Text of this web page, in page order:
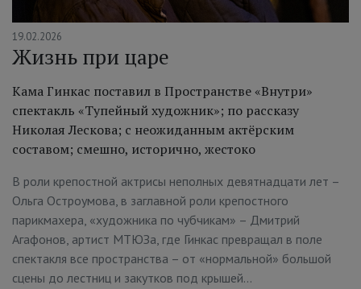
19.02.2026
Жизнь при царе
Кама Гинкас поставил в Пространстве «Внутри»
спектакль «Тупейный художник»; по рассказу
Николая Лескова; с неожиданным актёрским
составом; смешно, исторично, жестоко
В роли крепостной актрисы неполных девятнадцати лет –
Ольга Остроумова, в заглавной роли крепостного
парикмахера, «художника по чубчикам» – Дмитрий
Агафонов, артист МТЮЗа, где Гинкас превращал в поле
спектакля все пространства – от «нормальной» большой
сцены до лестниц и закутков под крышей…